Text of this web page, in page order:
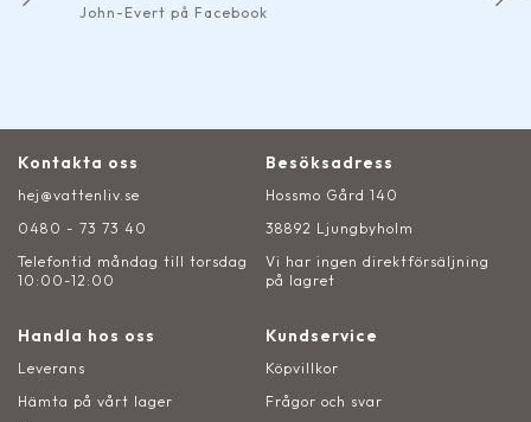
John-Evert på Facebook
Kontakta oss
hej@vattenliv.se
0480 - 73 73 40
Telefontid måndag till torsdag
10:00-12:00
Besöksadress
Hossmo Gård 140
38892 Ljungbyholm
Vi har ingen direktförsäljning
på lagret
Handla hos oss
Leverans
Hämta på vårt lager
Kundservice
Köpvillkor
Frågor och svar